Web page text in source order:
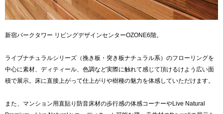
新宿パークタワー リビングデザインセンターOZONE6階。
ライブナチュラルシリーズ（挽き板・突き板ナチュラル系）のフローリングを
中心に素材、ディティール、色調など実際に触れて感じて頂けるけよう広い面
積で展示。床に直接上がって仕上がりや樹種の魅力を体感していただけます。
また、マンション用直貼り防音床材の歩行感の体感コーナーやLive Natural